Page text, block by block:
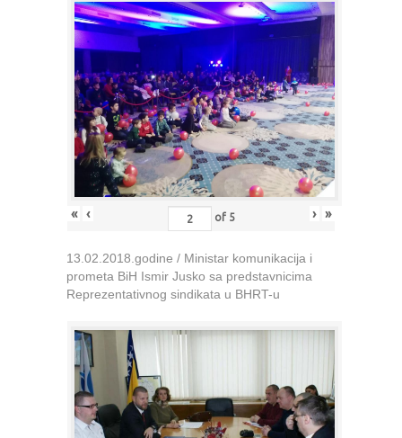
« ‹ of 5 › »
13.02.2018.godine / Ministar komunikacija i
prometa BiH Ismir Jusko sa predstavnicima
Reprezentativnog sindikata u BHRT-u